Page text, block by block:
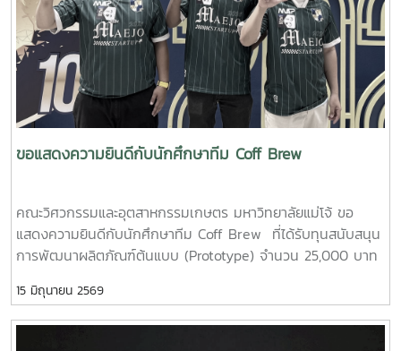
ขอแสดงความยินดีกับนักศึกษาทีม Coff Brew
คณะวิศวกรรมและอุตสาหกรรมเกษตร มหาวิทยาลัยแม่โจ้ ขอ
แสดงความยินดีกับนักศึกษาทีม Coff Brew ที่ได้รับทุนสนับสนุน
การพัฒนาผลิตภัณฑ์ต้นแบบ (Prototype) จำนวน 25,000 บาท
ภาคเหนือ ซึ่งจัดขึ้นเมื่อวันที่ 11 พฤษภาคม 2569 ณ อาคาร
อำนวยการอุทยานวิทยาศาสตร์ภูมิภาค (ภาคเหนือ) จังหวัด
15 มิถุนายน 2569